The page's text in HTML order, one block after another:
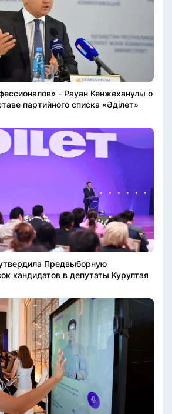
- Рауан Кенжеханулы о
партийного списка «Әділет»
Предвыборную
кандидатов в депутаты Курултая